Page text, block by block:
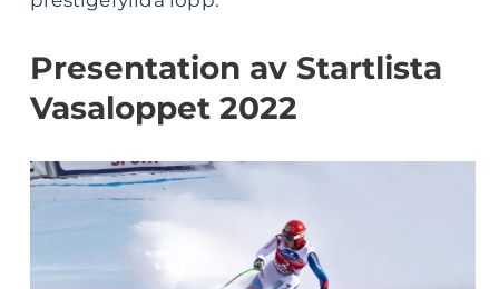
Presentation av Startlista
Vasaloppet 2022